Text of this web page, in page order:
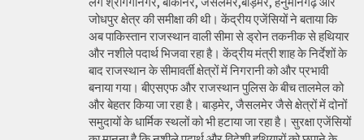
जोधपुर क्षेत्र की समीक्षा की थी। केंद्रीय एजेंसियों ने बताया कि
अब पाकिस्तान राजस्थान वाली सीमा से ड्रोन तकनीक से हथियार
और नशीले पदार्थ भिजवा रहा है। केंद्रीय मंत्री शाह के निर्देशों के
बाद राजस्थान के सीमावर्ती क्षेत्रों में निगरानी को और प्रभावी
बनाया गया। बीएसएफ और राजस्थान पुलिस के बीच तालमेल को
और बेहतर किया जा रहा है। बाड़मेर, जैसलमेर जैसे क्षेत्रों में दोनों
समुदायों के धार्मिक स्थलों को भी हटाया जा रहा है। सुरक्षा एजेंसियों